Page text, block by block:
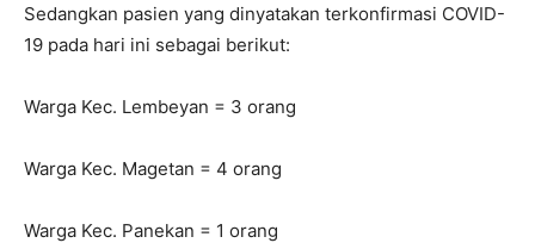
Sedangkan pasien yang dinyatakan terkonfirmasi COVID-
19 pada hari ini sebagai berikut:
Warga Kec. Lembeyan = 3 orang
Warga Kec. Magetan = 4 orang
Warga Kec. Panekan = 1 orang